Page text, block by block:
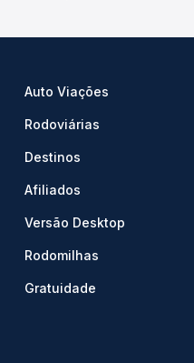
Auto Viações
Rodoviárias
Destinos
Afiliados
Versão Desktop
Rodomilhas
Gratuidade